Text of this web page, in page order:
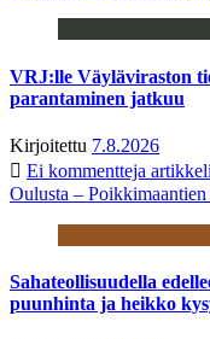
VRJ:lle Väyläviraston
parantaminen jatkuu
Kirjoitettu 7.8.2026
Ei kommentteja
Oulusta –
Sahateollisuudella
puunhinta ja heikko